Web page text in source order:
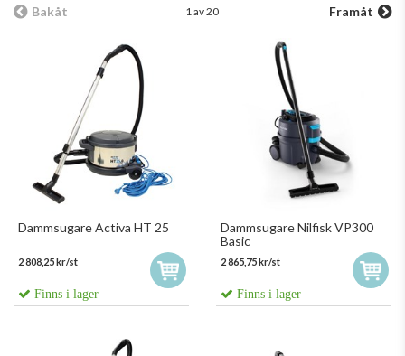
Bakåt 1 av 20 Framåt
Dammsugare Activa HT 25
2 808,25 kr/st
Finns i lager
Dammsugare Nilfisk VP300
Basic
2 865,75 kr/st
Finns i lager